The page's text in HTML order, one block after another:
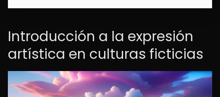
Introducción a la expresión
artística en culturas ficticias